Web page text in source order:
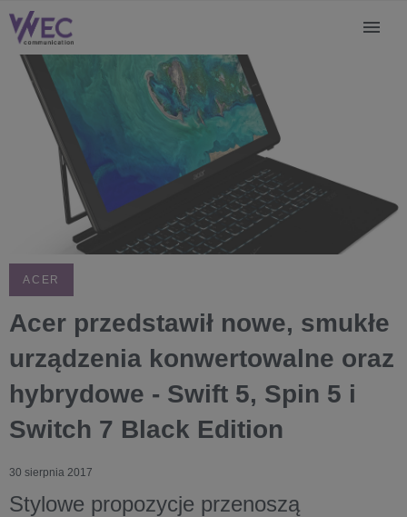
ACER
Acer przedstawił nowe, smukłe
urządzenia konwertowalne oraz
hybrydowe - Swift 5, Spin 5 i
Switch 7 Black Edition
30 sierpnia 2017
Stylowe propozycje przenoszą